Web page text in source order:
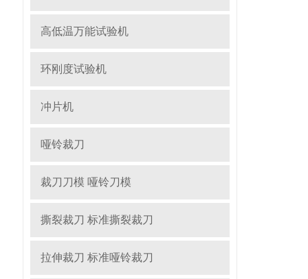
高低温万能试验机
环刚度试验机
冲片机
哑铃裁刀
裁刀刀模 哑铃刀模
撕裂裁刀 标准撕裂裁刀
拉伸裁刀 标准哑铃裁刀